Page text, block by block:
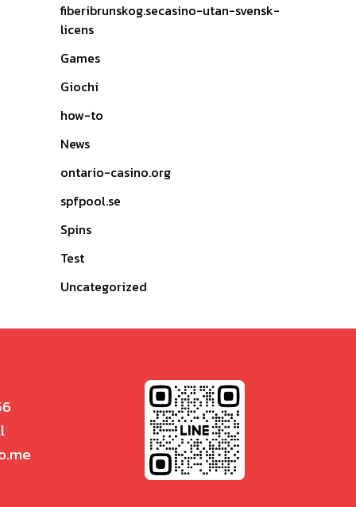
fiberibrunskog.secasino-utan-svensk-
licens
Games
Giochi
how-to
News
ontario-casino.org
spfpool.se
Spins
Test
Uncategorized